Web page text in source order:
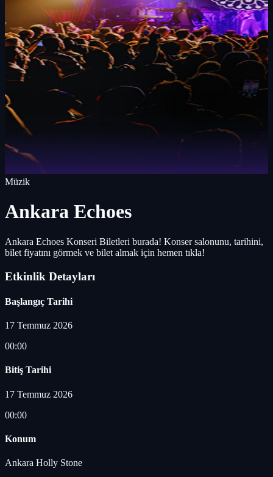
Müzik
Ankara Echoes
Ankara Echoes Konseri Biletleri burada! Konser salonunu, tarihini,
bilet fiyatını görmek ve bilet almak için hemen tıkla!
Etkinlik Detayları
Başlangıç Tarihi
17 Temmuz 2026
00:00
Bitiş Tarihi
17 Temmuz 2026
00:00
Konum
Ankara Holly Stone